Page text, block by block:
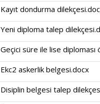
Kayıt dondurma
Yeni diploma talep
Geçici süre ile lise diploması
Ekc2 askerlik belgesi.docx
Disiplin belgesi talep